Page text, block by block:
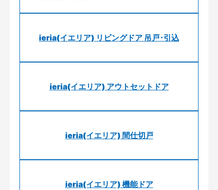
ieria(イエリア) リビングドア 吊戸･引込
ieria(イエリア) アウトセットドア
ieria(イエリア) 間仕切戸
ieria(イエリア) 機能ドア